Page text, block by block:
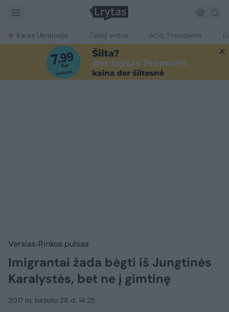
Karas Ukrainoje Žalioji erdvė Ačiū, Prezidente
Verslas Rinkos pulsas
Imigrantai žada bėgti iš Jungtinės
Karalystės, bet ne į gimtinę
2017 m. birželio 28 d. 14:25